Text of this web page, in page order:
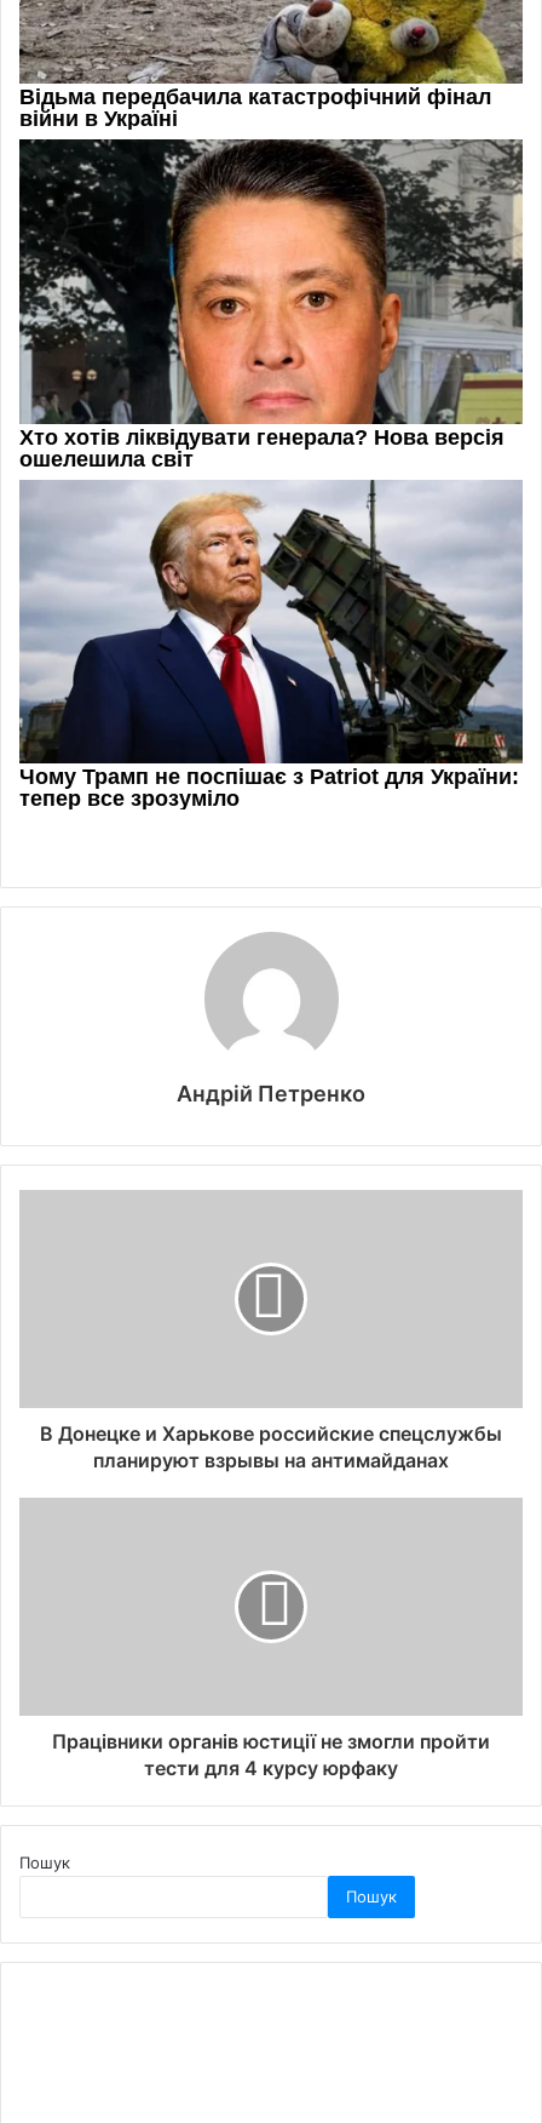
Андрій Петренко
В Донецке и Харькове российские спецслужбы
планируют взрывы на антимайданах
Працівники органів юстиції не змогли пройти
тести для 4 курсу юрфаку
Пошук
Пошук